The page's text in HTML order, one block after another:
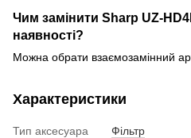
Чим замінити Sharp UZ-
наявності?
Можна обрати взаємозамінний
Характеристики
Тип аксесуара
Фільтр